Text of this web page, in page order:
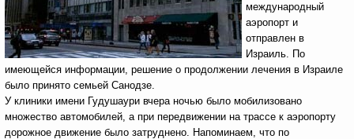
международный
аэропорт и
отправлен в
Израиль. По
имеющейся информации, решение о продолжении лечения в Израиле
было принято семьей Санодзе.
У клиники имени Гудушаури вчера ночью было мобилизовано
множество автомобилей, а при передвижении на трассе к аэропорту
дорожное движение было затруднено. Напоминаем, что по